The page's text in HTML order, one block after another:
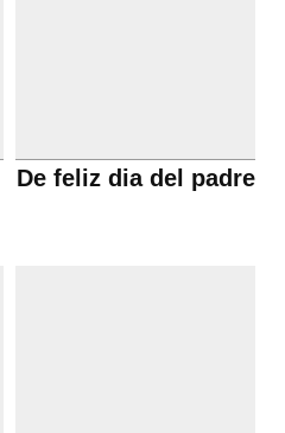
De feliz dia del padre